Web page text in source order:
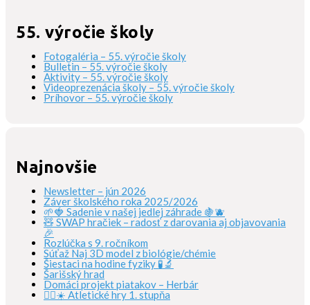
55. výročie školy
Fotogaléria – 55. výročie školy
Bulletin – 55. výročie školy
Aktivity – 55. výročie školy
Videoprezenácia školy – 55. výročie školy
Príhovor – 55. výročie školy
Najnovšie
Newsletter – jún 2026
Záver školského roka 2025/2026
🌱🍓 Sadenie v našej jedlej záhrade 🍇🫐
🧸 SWAP hračiek – radosť z darovania aj objavovania
🎉
Rozlúčka s 9. ročníkom
Súťaž Naj 3D model z biológie/chémie
Šiestaci na hodine fyziky 🧪🔬
Šarišský hrad
Domáci projekt piatakov – Herbár
🏃‍♀️☀️ Atletické hry 1. stupňa